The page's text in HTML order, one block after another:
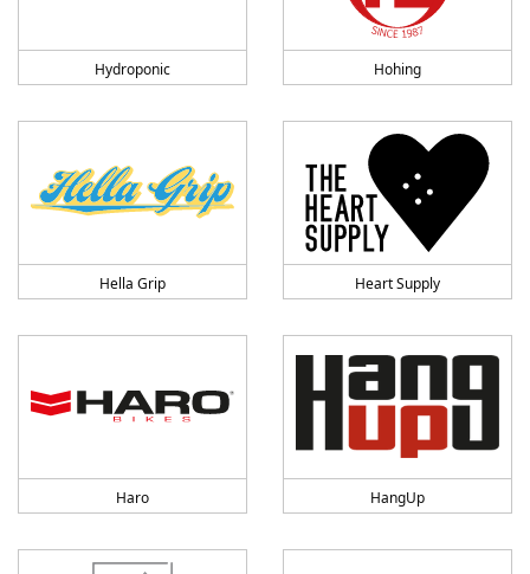
Hydroponic Hohing
Hella Grip Heart Supply
Haro HangUp